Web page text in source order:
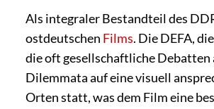
Als integraler Bestandteil des
ostdeutschen Films. Die DEFA,
die oft gesellschaftliche Debatten
Dilemmata auf eine visuell
Orten statt, was dem Film eine